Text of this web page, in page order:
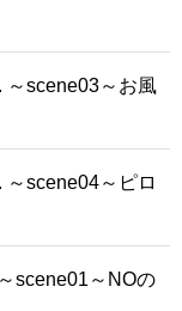
～scene03～お風
～scene04～ピロ
scene01～NOの